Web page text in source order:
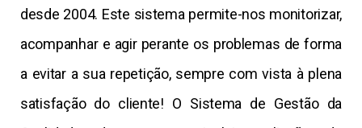
desde 2004. Este sistema permite-nos monitorizar,
acompanhar e agir perante os problemas de forma
a evitar a sua repetição, sempre com vista à plena
satisfação do cliente! O Sistema de Gestão da